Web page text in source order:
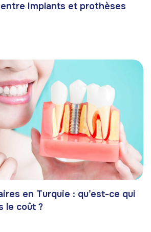
Implants et prothèses
en Turquie : qu’est-ce qui
le coût ?